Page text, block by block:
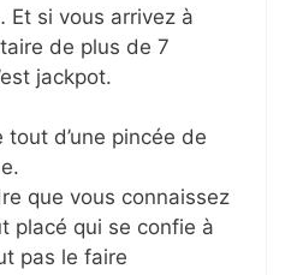
si vous arrivez à
de plus de 7
jackpot.
d’une pincée de
que vous connaissez
placé qui se confie à
pas le faire